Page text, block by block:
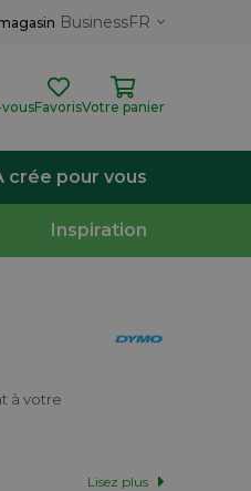
BusinessFR
FavorisVotre panier
crée pour vous
Inspiration
à votre
Lisez plus